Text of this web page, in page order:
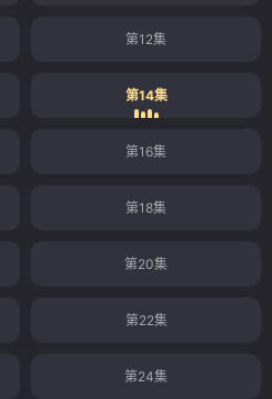
第12集
第14集
第16集
第18集
第20集
第22集
第24集